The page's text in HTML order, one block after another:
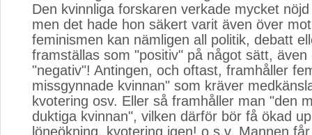
Den kvinnliga forskaren verkade mycket
men det hade hon säkert varit även över
feminismen kan nämligen all politik, debatt
framställas som "positiv" på något sätt, även
"negativ"! Antingen, och oftast, framhåller
missgynnade kvinnan" som kräver
kvotering osv. Eller så framhåller man "den
duktiga kvinnan", vilken därför bör få ökad
löneökning, kvotering igen! o.s.v. Mannen